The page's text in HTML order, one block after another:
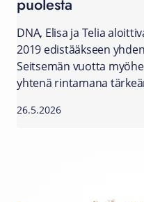
DNA, Elisa ja Telia
2019 edistääkseen
Seitsemän vuotta
yhtenä rintamana
26.5.2026